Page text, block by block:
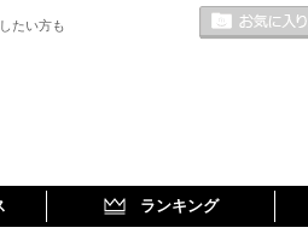
たい方も
ランキング